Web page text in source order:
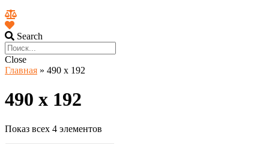
Search
Close
Главная » 490 х 192
490 х 192
Показ всех 4 элементов